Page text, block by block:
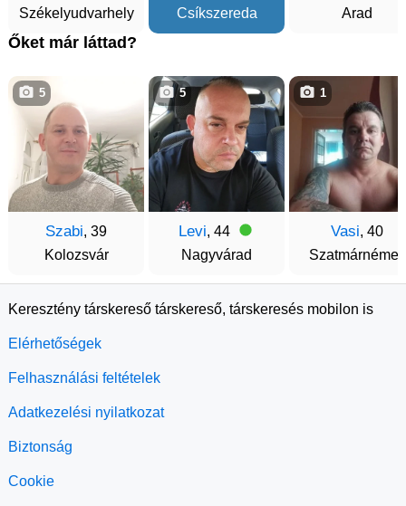
Székelyudvarhely
Csíkszereda
Arad
Őket már láttad?
Szabi, 39
Kolozsvár
5
Levi, 44
Nagyvárad
5
Vasi, 40
Szatmárnémeti
1
Keresztény társkereső társkereső, társkeresés mobilon is
Elérhetőségek
Felhasználási feltételek
Adatkezelési nyilatkozat
Biztonság
Cookie